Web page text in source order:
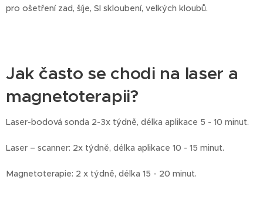
pro ošetření zad, šíje, SI skloubení, velkých kloubů.
Jak často se chodi na laser a
magnetoterapii?
Laser-bodová sonda 2-3x týdně, délka aplikace 5 - 10 minut.
Laser – scanner: 2x týdně, délka aplikace 10 - 15 minut.
Magnetoterapie: 2 x týdně, délka 15 - 20 minut.